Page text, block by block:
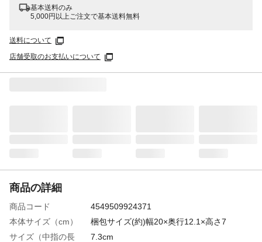
基本送料のみ
5,000円以上ご注文で基本送料無料
送料について
店舗受取のお支払いについて
商品の詳細
商品コード
4549509924371
本体サイズ（cm）
梱包サイズ(約)幅20×奥行12.1×高さ7
サイズ（中指の長
7.3cm